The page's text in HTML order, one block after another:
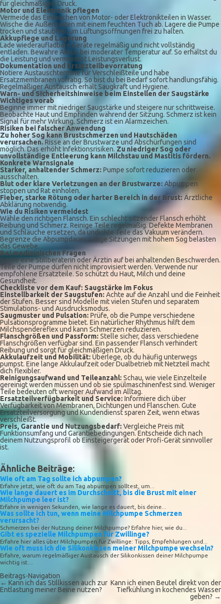
für gleichmäßigen Druck.
Motor und Elektronik pflegen
Vermeide das Eintauchen von Motor- oder Elektronikteilen in Wasser.
Wische die Außenseiten mit einem feuchten Tuch ab. Lagere die Pumpe
trocken und staubfrei, um Lüftungsöffnungen frei zu halten.
Akkupflege und Lagerung
Lade wiederaufladbare Geräte regelmäßig und nicht vollständig
entladen. Bewahre Akkus bei moderater Temperatur auf. So erhältst du
die Leistung und vermeidest Leistungsverlust.
Dokumentation und Ersatzteilbevorratung
Notiere Austauschtermine für Verschleißteile und habe
Ersatzmembranen vorrätig. So bist du bei Bedarf sofort handlungsfähig.
Regelmäßiger Austausch erhält Saugkraft und Hygiene.
Warn- und Sicherheitshinweise beim Einstellen der Saugstärke
Wichtiges vorab
Beginne immer mit niedriger Saugstärke und steigere nur schrittweise.
Beobachte Haut und Empfinden während der Sitzung. Schmerz ist kein
Signal für mehr Wirkung. Schmerz ist ein Alarmzeichen.
Risiken bei falscher Anwendung
Zu hoher Sog kann Brustschmerzen und Hautschäden
verursachen. Risse an der Brustwarze und Abschürfungen sind
möglich. Das erhöht Infektionsrisiken. Zu niedriger Sog oder
unvollständige Entleerung kann Milchstau und Mastitis fördern.
Konkrete Warnsignale
Starker, anhaltender Schmerz: Pumpe sofort reduzieren oder
ausschalten.
Blut oder klare Verletzungen an der Brustwarze:Abpumpen
stoppen und Rat einholen.
Fieber, starke Rötung oder harter Bereich in der Brust:Ärztliche
Abklärung notwendig.
Wie du Risiken vermeidest
Wähle den richtigen Flansch. Ein schlecht sitzender Flansch erhöht
Reibung und Schmerz. Reinige Teile regelmäßig. Defekte Membranen
und Schläuche ersetzen, da undichte Teile das Vakuum verändern.
Begrenze die Abpumpdauer. Lange Sitzungen mit hohem Sog belasten
das Gewebe.
Bei medizinischen Fragen
Suche eine Stillberaterin oder Ärztin auf bei anhaltenden Beschwerden.
Teile der Pumpe dürfen nicht improvisiert werden. Verwende nur
empfohlene Ersatzteile. So schützt du Haut, Milch und deine
Gesundheit.
Checkliste vor dem Kauf: Saugstärke im Fokus
Einstellbarkeit der Saugstufen: Achte auf die Anzahl und die Feinheit
der Stufen. Besser sind Modelle mit vielen Stufen und separatem
Stimulations- und Ausdrucksmodus.
Saugmuster und Pulsation: Prüfe, ob die Pumpe verschiedene
Pulsationsprogramme bietet. Ein natürlicher Rhythmus hilft dem
Milchspendereflex und kann Schmerzen reduzieren.
Flanschgrößen und Passform: Stelle sicher, dass verschiedene
Flanschgrößen verfügbar sind. Ein passender Flansch verhindert
Reibung und sorgt für gleichmäßigen Druck.
Akkulaufzeit und Mobilität: Überlege, ob du häufig unterwegs
pumpst. Eine lange Akkulaufzeit oder Dualbetrieb mit Netzteil macht
dich flexibler.
Reinigungsaufwand und Teileanzahl: Schau, wie viele Einzelteile
gereinigt werden müssen und ob sie spülmaschinenfest sind. Weniger
Teile bedeuten oft weniger Aufwand im Alltag.
Ersatzteilverfügbarkeit und Service: Informiere dich über
Verfügbarkeit von Membranen, Dichtungen und Flanschen. Gute
Ersatzteilversorgung und Kundendienst sparen Zeit, wenn etwas
verschleißt.
Preis, Garantie und Nutzungsbedarf: Vergleiche Preis mit
Funktionsumfang und Garantiebedingungen. Entscheide dich nach
deinem Nutzungsprofil ob Einsteigergerät oder Profi-Gerät sinnvoller
ist.
Ähnliche Beiträge:
Wie oft am Tag sollte ich abpumpen?
Erfahre jetzt, wie oft du am Tag abpumpen solltest, um...
Wie lange dauert es im Durchschnitt, bis die Brust mit einer
Milchpumpe leer ist?
Erfahre in wenigen Sekunden, wie lange es dauert, bis deine...
Was sollte ich tun, wenn meine Milchpumpe Schmerzen
verursacht?
Schmerzen bei der Nutzung deiner Milchpumpe? Erfahre hier, wie du...
Gibt es spezielle Milchpumpen für Zwillinge?
Erfahre hier alles über Milchpumpen für Zwillinge: Tipps, Empfehlungen und...
Wie oft muss ich die Silikonkissen meiner Milchpumpe wechseln?
Erfahre, warum regelmäßiger Austausch der Silikonkissen deiner Milchpumpe
wichtig ist....
Beitrags-Navigation
← Kann ich das Stillkissen auch zur
Entlastung meiner Beine nutzen?
Kann ich einen Beutel direkt von der
Tiefkühlung in kochendes Wasser
geben? →